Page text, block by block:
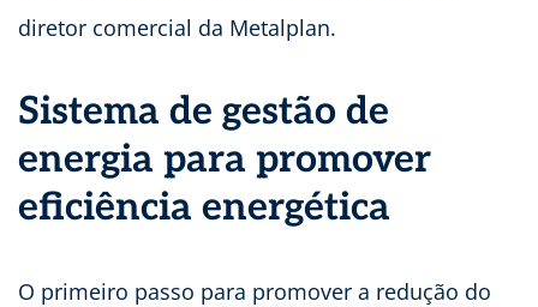
diretor comercial da Metalplan.
Sistema de gestão de
energia para promover
eficiência energética
O primeiro passo para promover a redução do